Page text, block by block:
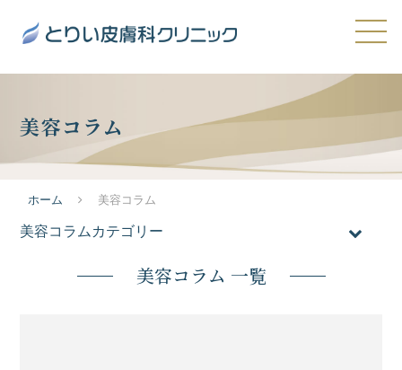
美容コラム
ホーム 美容コラム
美容コラムカテゴリー
おすすめ施術
美容コラム 一覧